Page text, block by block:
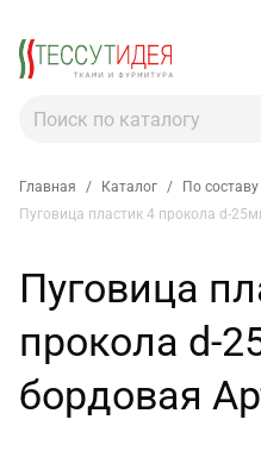
Главная / Каталог / По составу
Пуговица пластик 4 прокола d-
Пуговица
прокола d-
бордовая